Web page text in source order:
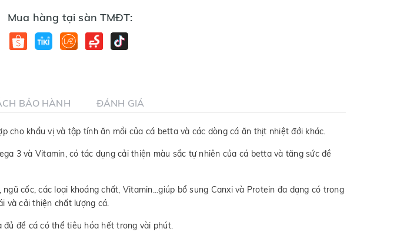
Mua hàng tại sàn TMĐT:
BẢO HÀNH ĐÁNH GIÁ
cho khẩu vị và tập tính ăn mồi của cá betta và các dòng cá ăn thịt nhiệt đới khác.
3 và Vitamin, có tác dụng cải thiện màu sắc tự nhiên của cá betta và tăng sức đề
cốc, các loại khoáng chất, Vitamin...giúp bổ sung Canxi và Protein đa dạng có trong
và cải thiện chất lượng cá.
đủ để cá có thể tiêu hóa hết trong vài phút.